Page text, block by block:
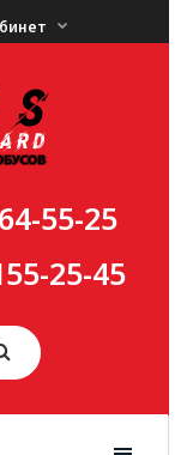
55-25
25-45